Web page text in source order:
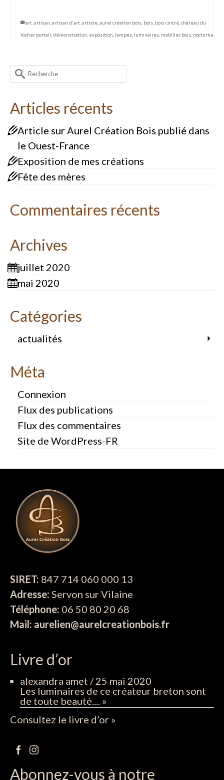
art artisan artisan d'art artiste aurel création bois bois bois cintré château du
rocher portail démonstration exposition lampes luminaires mobilier bois nocturne
Rechercher :
Articles récents
Article sur Aurel Création Bois publié dans
le Ouest-France
Exposition de mes créations
Fête des mères
Commentaires récents
Archives
juillet 2020
mai 2020
Catégories
actualités
Méta
Connexion
Flux des publications
Flux des commentaires
Site de WordPress-FR
SIRET: 847 714 060 000 13
Adresse: Servon sur Vilaine
Téléphone: 06 50 80 20 68
Mail: aurelien@aurelcreationbois.fr
Livre d’or
alexandra amet /25 mai 2020
Les luminaires de ce créateur breton sont
de toute beauté.... »
Consultez le livre d’or »
Abonnez-vous à notre